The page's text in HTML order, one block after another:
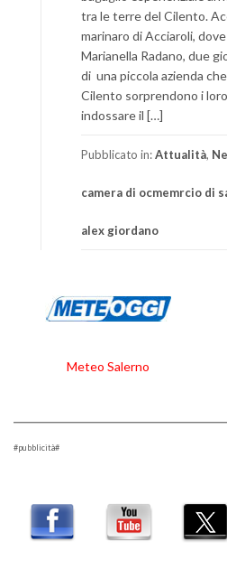
tra le terre del Cilento.
marinaro di Acciaroli,
Marianella Radano, due
di una piccola azienda
Cilento sorprendono i
indossare il […]
Pubblicato in:Attualità,
camera di ocmemrcio di
alex giordano
Meteo Salerno
#pubblicità#